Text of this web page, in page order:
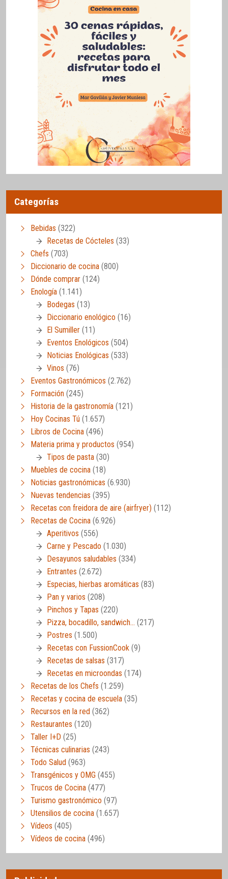
Categorías
Bebidas (322)
Recetas de Cócteles (33)
Chefs (703)
Diccionario de cocina (800)
Dónde comprar (124)
Enología (1.141)
Bodegas (13)
Diccionario enológico (16)
El Sumiller (11)
Eventos Enológicos (504)
Noticias Enológicas (533)
Vinos (76)
Eventos Gastronómicos (2.762)
Formación (245)
Historia de la gastronomía (121)
Hoy Cocinas Tú (1.657)
Libros de Cocina (496)
Materia prima y productos (954)
Tipos de pasta (30)
Muebles de cocina (18)
Noticias gastronómicas (6.930)
Nuevas tendencias (395)
Recetas con freidora de aire (airfryer) (112)
Recetas de Cocina (6.926)
Aperitivos (556)
Carne y Pescado (1.030)
Desayunos saludables (334)
Entrantes (2.672)
Especias, hierbas aromáticas (83)
Pan y varios (208)
Pinchos y Tapas (220)
Pizza, bocadillo, sandwich… (217)
Postres (1.500)
Recetas con FussionCook (9)
Recetas de salsas (317)
Recetas en microondas (174)
Recetas de los Chefs (1.259)
Recetas y cocina de escuela (35)
Recursos en la red (362)
Restaurantes (120)
Taller I+D (25)
Técnicas culinarias (243)
Todo Salud (963)
Transgénicos y OMG (455)
Trucos de Cocina (477)
Turismo gastronómico (97)
Utensilios de cocina (1.657)
Vídeos (405)
Vídeos de cocina (496)